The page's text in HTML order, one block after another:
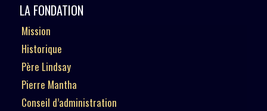
LA FONDATION
Mission
Historique
Père Lindsay
Pierre Mantha
Conseil d’administration